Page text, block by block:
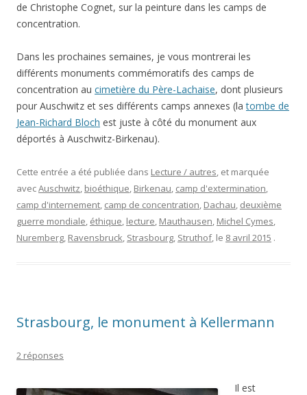
de Christophe Cognet, sur la peinture dans les camps de
concentration.
Dans les prochaines semaines, je vous montrerai les
différents monuments commémoratifs des camps de
concentration au cimetière du Père-Lachaise, dont plusieurs
pour Auschwitz et ses différents camps annexes (latombe de
Jean-Richard Bloch est juste à côté du monument aux
déportés à Auschwitz-Birkenau).
Cette entrée a été publiée dans Lecture / autres, et marquée
avecAuschwitz, bioéthique, Birkenau, camp d'extermination,
camp d'internement, camp de concentration, Dachau, deuxième
guerre mondiale, éthique, lecture, Mauthausen, Michel Cymes,
Nuremberg, Ravensbruck, Strasbourg, Struthof, le 8 avril 2015 .
Strasbourg, le monument à Kellermann
2 réponses
Il est